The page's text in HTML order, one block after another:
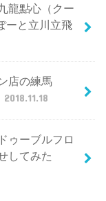
龍點心（クー
ーと立川立飛
店の練馬
2018.11.18
ゥーブルフロ
してみた